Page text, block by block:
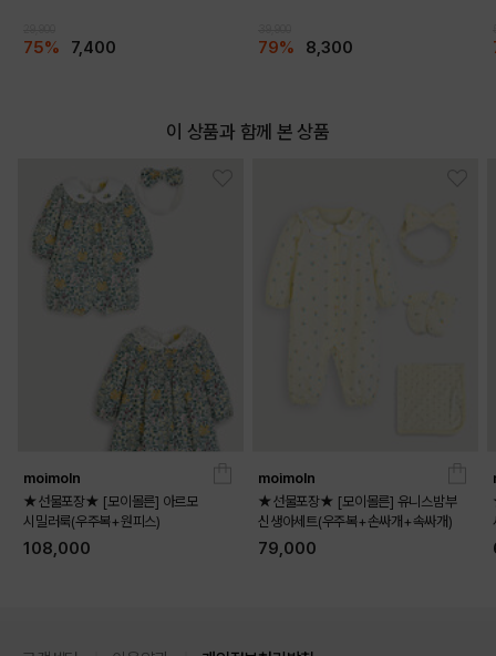
75% 7,400 79% 8,300
이 상품과 함께 본 상품
moimoln
★선물포장★ [모이몰른] 아르모
시밀러룩(우주복+원피스)
108,000
moimoln
★선물포장★ [모이몰른] 유니스밤부
신생아세트(우주복+손싸개+속싸개)
79,000